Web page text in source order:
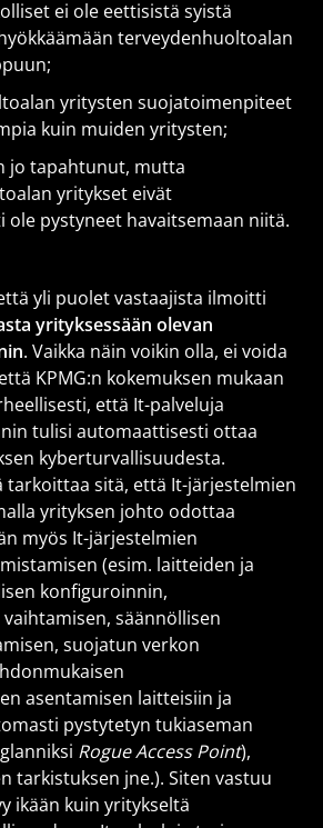
ei ole eettisistä syistä
terveydenhuoltoalan
yritysten suojatoimenpiteet
kuin muiden yritysten;
jo tapahtunut, mutta
yritykset eivät
ole pystyneet havaitsemaan niitä.
yli puolet vastaajista ilmoitti
yrityksessään olevan
. Vaikka näin voikin olla, ei voida
KPMG:n kokemuksen mukaan
että It-palveluja
tulisi automaattisesti ottaa
kyberturvallisuudesta.
tarkoittaa sitä, että It-järjestelmien
yrityksen johto odottaa
myös It-järjestelmien
(esim. laitteiden ja
konfiguroinnin,
säännöllisen
suojatun verkon
asentamisen laitteisiin ja
pystytetyn tukiaseman
Rogue Access Point),
tarkistuksen jne.). Siten vastuu
ikään kuin yritykseltä